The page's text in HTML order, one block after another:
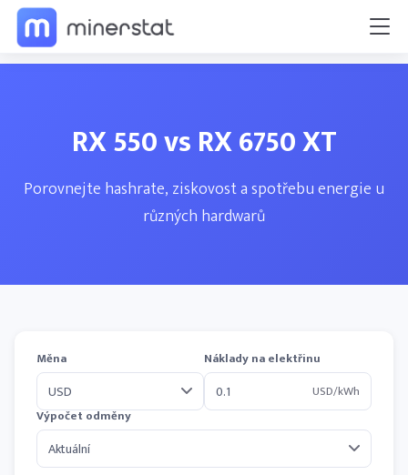
RX 550 vs RX 6750 XT
Porovnejte hashrate, ziskovost a spotřebu energie u
různých hardwarů
Měna
Náklady na elektřinu
USD/kWh
Výpočet odměny